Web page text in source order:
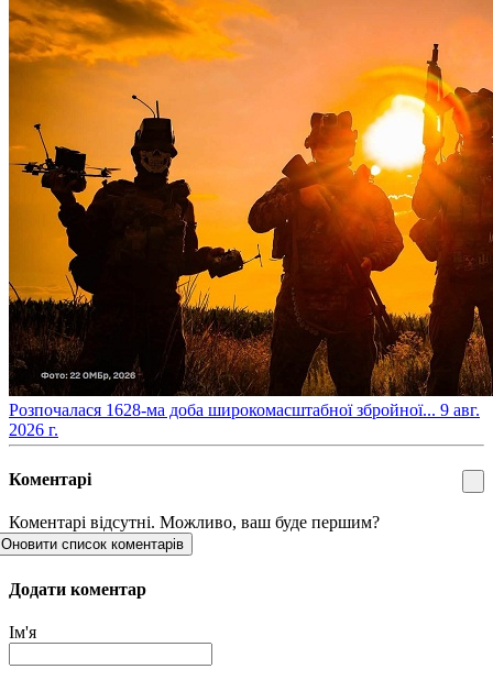
​Розпочалася 1628-ма доба широкомасштабної збройної... 9 авг.
2026 г.
Коментарі
Коментарі відсутні. Можливо, ваш буде першим?
Оновити список коментарів
Додати коментар
Ім'я